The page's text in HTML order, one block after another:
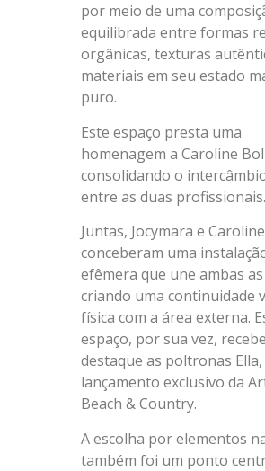
por meio de uma
equilibrada entre formas
orgânicas, texturas
materiais em seu estado
puro.
Este espaço presta uma
homenagem a Caroline
consolidando o
entre as duas profissionais.
Juntas, Jocymara e Caroline
conceberam uma
efêmera que une ambas
criando uma continuidade
física com a área externa.
espaço, por sua vez,
destaque as poltronas Ella,
lançamento exclusivo da
Beach & Country.
A escolha por elementos
também foi um ponto